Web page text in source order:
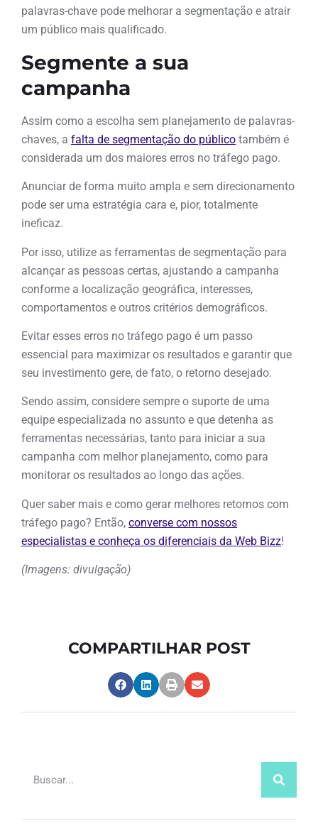
palavras-chave pode melhorar a segmentação e atrair
um público mais qualificado.
Segmente a sua
campanha
Assim como a escolha sem planejamento de palavras-
chaves, a falta de segmentação do público também é
considerada um dos maiores erros no tráfego pago.
Anunciar de forma muito ampla e sem direcionamento
pode ser uma estratégia cara e, pior, totalmente
ineficaz.
Por isso, utilize as ferramentas de segmentação para
alcançar as pessoas certas, ajustando a campanha
conforme a localização geográfica, interesses,
comportamentos e outros critérios demográficos.
Evitar esses erros no tráfego pago é um passo
essencial para maximizar os resultados e garantir que
seu investimento gere, de fato, o retorno desejado.
Sendo assim, considere sempre o suporte de uma
equipe especializada no assunto e que detenha as
ferramentas necessárias, tanto para iniciar a sua
campanha com melhor planejamento, como para
monitorar os resultados ao longo das ações.
Quer saber mais e como gerar melhores retornos com
tráfego pago? Então, converse com nossos
especialistas e conheça os diferenciais da Web Bizz!
(Imagens: divulgação)
COMPARTILHAR POST